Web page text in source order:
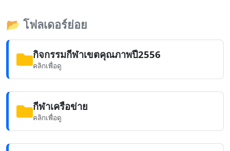
📂 โฟลเดอร์ย่อย
กิจกรรมกีฬาเขตคุณภาพปี2556
คลิกเพื่อดู
กีฬาเครือข่าย
คลิกเพื่อดู